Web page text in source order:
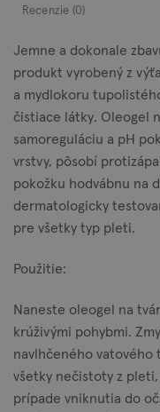
Recenzie (0)
Jemne a dokonale
produkt vyrobený z
a mydlokoru
čistiace látky. Oleogel
samoreguláciu a pH
vrstvy, pôsobí
pokožku hodvábnu na
dermatologicky
pre všetky typ pleti.
Použitie:
Naneste oleogel na
krúživými pohybmi.
navlhčeného
všetky nečistoty z
prípade vniknutia do